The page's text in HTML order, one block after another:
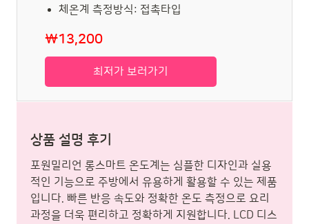
체온계 측정방식: 접촉타입
₩13,200
최저가 보러가기
상품 설명 후기
포원밀리언 롱스마트 온도계는 심플한 디자인과 실용
적인 기능으로 주방에서 유용하게 활용할 수 있는 제품
입니다. 빠른 반응 속도와 정확한 온도 측정으로 요리
과정을 더욱 편리하고 정확하게 지원합니다. LCD 디스